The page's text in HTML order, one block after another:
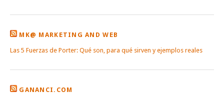
MK@ MARKETING AND WEB
Las 5 Fuerzas de Porter: Qué son, para qué sirven y ejemplos reales
GANANCI.COM